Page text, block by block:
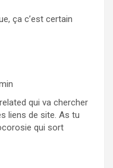
ça c’est certain
qui va chercher
liens de site. As tu
qui sort